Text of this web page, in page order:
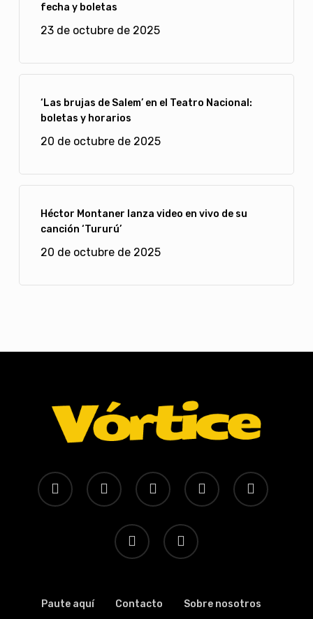
fecha y boletas
23 de octubre de 2025
‘Las brujas de Salem’ en el Teatro Nacional:
boletas y horarios
20 de octubre de 2025
Héctor Montaner lanza video en vivo de su
canción ‘Tururú’
20 de octubre de 2025
x-
twitter
facebook youtube instagram whatsapp
tiktok threads
Paute aquí Contacto Sobre nosotros